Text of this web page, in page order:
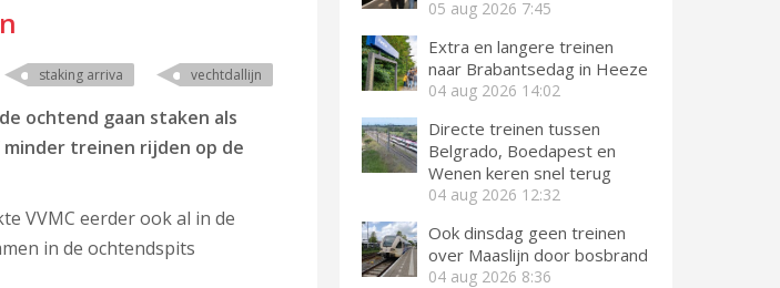
staking arriva vechtdallijn
ochtend gaan staken als
minder treinen rijden op de
VVMC eerder ook al in de
in de ochtendspits
05 aug 2026 7:45
Extra en langere treinen
naar Brabantsedag in Heeze
04 aug 2026 14:02
Directe treinen tussen
Belgrado, Boedapest en
Wenen keren snel terug
04 aug 2026 12:32
Ook dinsdag geen treinen
over Maaslijn door bosbrand
04 aug 2026 8:36